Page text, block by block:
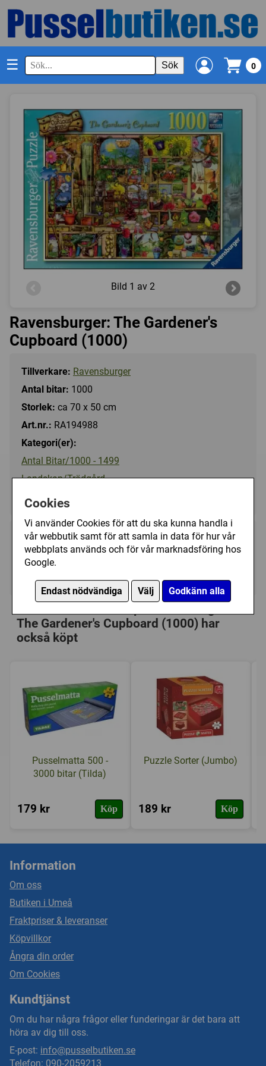
Cookies
Vi använder Cookies för att du ska kunna handla i
vår webbutik samt för att samla in data för hur vår
webbplats används och för vår marknadsföring hos
Google.
Endast nödvändiga Välj Godkänn alla
☰ Sök 0
Bild 1 av 2
Ravensburger: The Gardener's
Cupboard (1000)
Tillverkare: Ravensburger
Antal bitar: 1000
Storlek: ca 70 x 50 cm
Art.nr.: RA194988
Kategori(er):
Antal Bitar/1000 - 1499
Landskap/Trädgård
Motiv/Övriga motiv
149 kr Utgått
The Gardener's Cupboard (1000) har
också köpt
Pusselmatta 500 -
3000 bitar (Tilda)
179 kr Köp
Puzzle Sorter (Jumbo)
189 kr Köp
Information
Om oss
Butiken i Umeå
Fraktpriser & leveranser
Köpvillkor
Ångra din order
Om Cookies
Kundtjänst
Om du har några frågor eller funderingar är det bara att
höra av dig till oss.
E-post: info@pusselbutiken.se
Telefon: 090-2059213